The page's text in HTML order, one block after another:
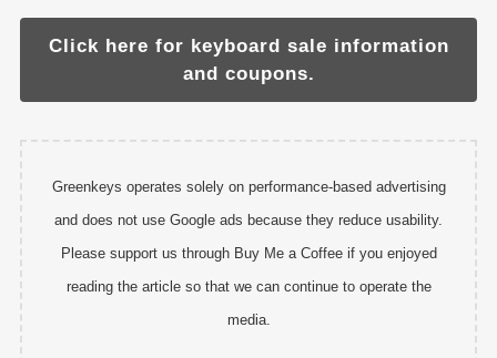
Click here for keyboard sale information
and coupons.
Greenkeys operates solely on performance-based advertising
and does not use Google ads because they reduce usability.
Please support us through Buy Me a Coffee if you enjoyed
reading the article so that we can continue to operate the
media.